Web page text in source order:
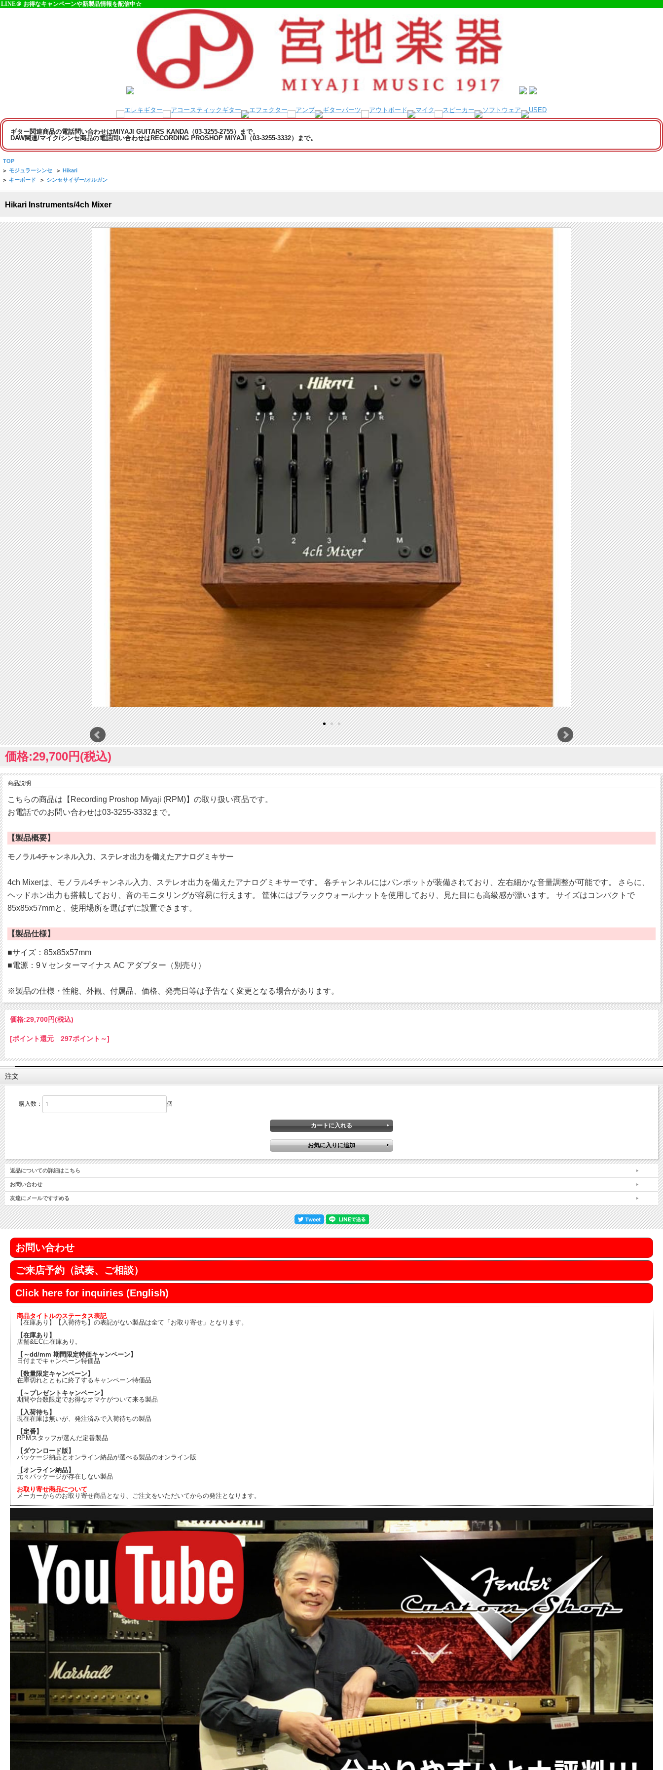
LINE＠ お得なキャンペーンや新製品情報を配信中☆
ギター関連商品の電話問い合わせはMIYAJI GUITARS KANDA（03-3255-2755）まで。
DAW関連/マイク/シンセ商品の電話問い合わせはRECORDING PROSHOP MIYAJI（03-3255-3332）まで。
TOP
> モジュラーシンセ > Hikari
> キーボード > シンセサイザー/オルガン
Hikari Instruments/4ch Mixer
価格:29,700円(税込)
商品説明
こちらの商品は【Recording Proshop Miyaji (RPM)】の取り扱い商品です。
お電話でのお問い合わせは03-3255-3332まで。
【製品概要】
モノラル4チャンネル入力、ステレオ出力を備えたアナログミキサー
4ch Mixerは、モノラル4チャンネル入力、ステレオ出力を備えたアナログミキサーです。 各チャンネルにはパンポットが装備されており、左右細かな音量調整が可能です。 さらに、
ヘッドホン出力も搭載しており、音のモニタリングが容易に行えます。 筐体にはブラックウォールナットを使用しており、見た目にも高級感が漂います。 サイズはコンパクトで
85x85x57mmと、使用場所を選ばずに設置できます。
【製品仕様】
■サイズ：85x85x57mm
■電源：9Ｖセンターマイナス AC アダプター（別売り）
※製品の仕様・性能、外観、付属品、価格、発売日等は予告なく変更となる場合があります。
価格:29,700円(税込)
[ポイント還元 297ポイント～]
注文
購入数： 個
返品についての詳細はこちら
お問い合わせ
友達にメールですすめる
お問い合わせ
ご来店予約（試奏、ご相談）
Click here for inquiries (English)
商品タイトルのステータス表記
【在庫あり】【入荷待ち】の表記がない製品は全て「お取り寄せ」となります。
【在庫あり】
店舗&ECに在庫あり。
【～dd/mm 期間限定特価キャンペーン】
日付までキャンペーン特価品
【数量限定キャンペーン】
在庫切れとともに終了するキャンペーン特価品
【～プレゼントキャンペーン】
期間や台数限定でお得なオマケがついて来る製品
【入荷待ち】
現在在庫は無いが、発注済みで入荷待ちの製品
【定番】
RPMスタッフが選んだ定番製品
【ダウンロード版】
パッケージ納品とオンライン納品が選べる製品のオンライン版
【オンライン納品】
元々パッケージが存在しない製品
お取り寄せ商品について
メーカーからのお取り寄せ商品となり、ご注文をいただいてからの発注となります。